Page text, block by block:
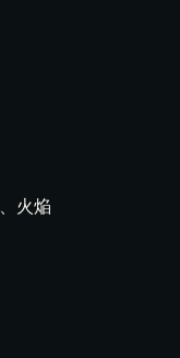
火焔